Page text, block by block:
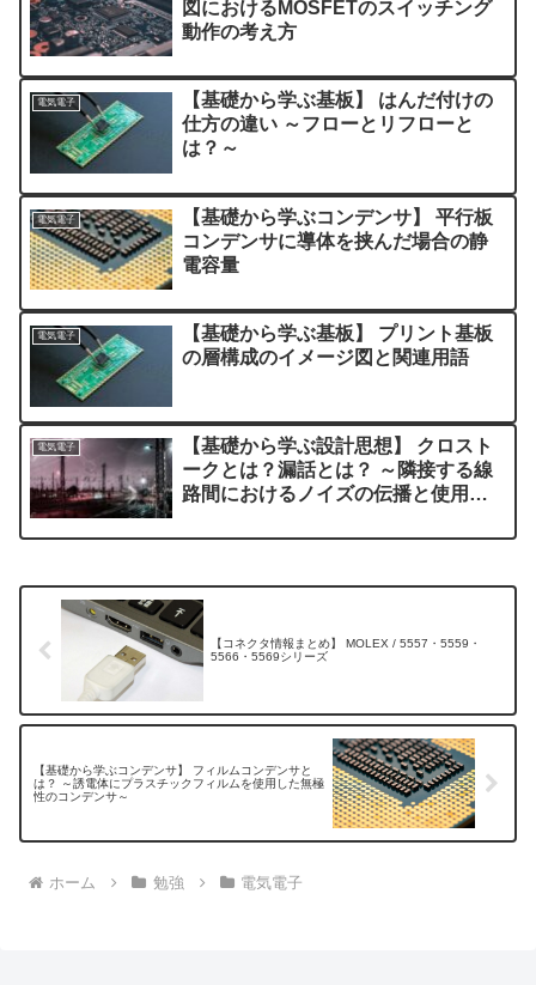
図におけるMOSFETのスイッチング
動作の考え方
電気電子
【基礎から学ぶ基板】 はんだ付けの
仕方の違い ～フローとリフローと
は？～
電気電子
【基礎から学ぶコンデンサ】 平行板
コンデンサに導体を挟んだ場合の静
電容量
電気電子
【基礎から学ぶ基板】 プリント基板
の層構成のイメージ図と関連用語
電気電子
【基礎から学ぶ設計思想】 クロスト
ークとは？漏話とは？ ～隣接する線
路間におけるノイズの伝播と使用周
【コネクタ情報まとめ】 MOLEX / 5557・5559・
5566・5569シリーズ
【基礎から学ぶコンデンサ】 フィルムコンデンサと
は？ ～誘電体にプラスチックフィルムを使用した無極
性のコンデンサ～
ホーム 勉強 電気電子